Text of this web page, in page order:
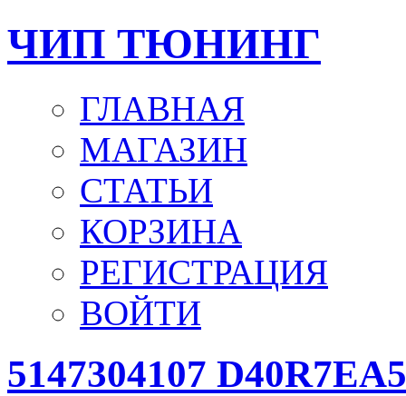
ЧИП ТЮНИНГ
ГЛАВНАЯ
МАГАЗИН
СТАТЬИ
КОРЗИНА
РЕГИСТРАЦИЯ
ВОЙТИ
5147304107